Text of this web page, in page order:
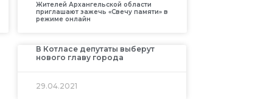
Жителей Архангельской области
приглашают зажечь «Свечу памяти» в
режиме онлайн
В Котласе депутаты выберут
нового главу города
29.04.2021